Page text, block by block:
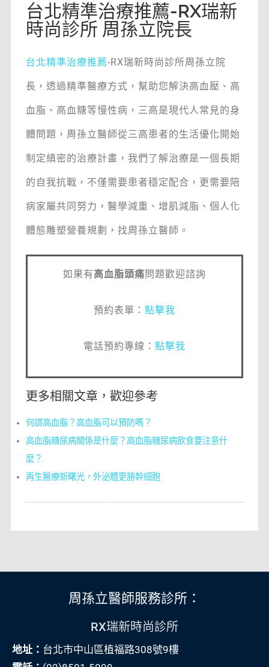
台北精準治療推薦-RX瑞新
時尚診所 周孫立院長
台北精準治療推薦-RX瑞新時尚診所周孫立院
長，透過精準醫療方式，幫助您解決高血壓、高
血脂、高血糖等慢性病，三高是現代人常見的身
體問題，周孫立醫師從三高患者的生活優化開始
制定縝密的治療計畫，我們了解治療是一個長期
的自我抗戰，不僅需要患者穩定配合，更需要陪
病家屬共同努力，醫學減重、增肌減脂、個人化
體態雕塑營養規劃，找周孫立醫師。
如果有高血脂頭痛問題歡迎諮詢
預約表單： 點擊我
電話預約專線： 點擊我
更多相關文章，歡迎參考
何謂高血脂？高血脂可以預防嗎？
高血脂糖尿病關係是什麼？高血脂糖尿病飲食要注意什
麼？
再生醫療新曙光，外泌體更勝幹細胞
周孫立醫師服務診所：
RX瑞新時尚診所
地址： 台北市中山區植福路308號9樓